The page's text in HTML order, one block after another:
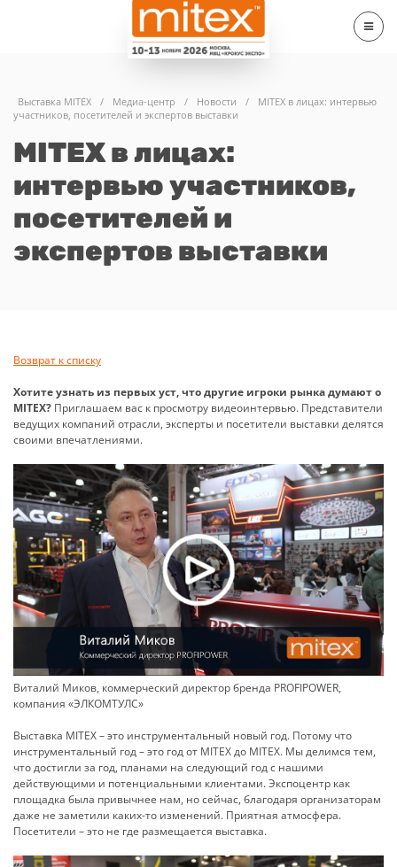
Выставка MITEX / Медиа-центр / Новости /
MITEX в лицах: интервью
участников, посетителей и экспертов выставки
MITEX в лицах:
интервью участников,
посетителей и
экспертов выставки
Возврат к списку
Хотите узнать из первых уст, что другие игроки рынка думают о
MITEX? Приглашаем вас к просмотру видеоинтервью. Представители
ведущих компаний отрасли, эксперты и посетители выставки делятся
своими впечатлениями.
Виталий Миков, коммерческий директор бренда PROFIPOWER,
компания «ЭЛКОМТУЛС»
Выставка MITEX – это инструментальный новый год. Потому что
инструментальный год – это год от MITEX до MITEX. Мы делимся тем,
что достигли за год, планами на следующий год с нашими
действующими и потенциальными клиентами. Экспоцентр как
площадка была привычнее нам, но сейчас, благодаря организаторам
даже не заметили каких-то изменений. Приятная атмосфера.
Посетители – это не где размещается выставка.